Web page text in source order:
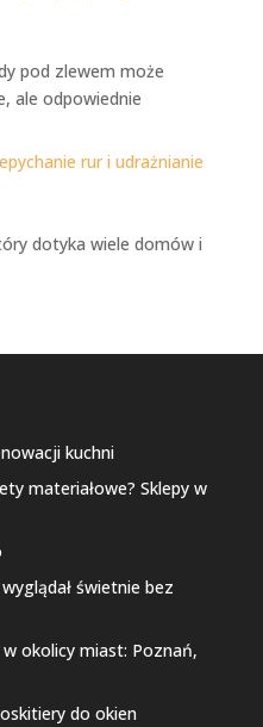
pod zlewem może
ale odpowiednie
rur i udrażnianie
dotyka wiele domów i
kuchni
materiałowe? Sklepy w
świetnie bez
okolicy miast: Poznań,
do okien